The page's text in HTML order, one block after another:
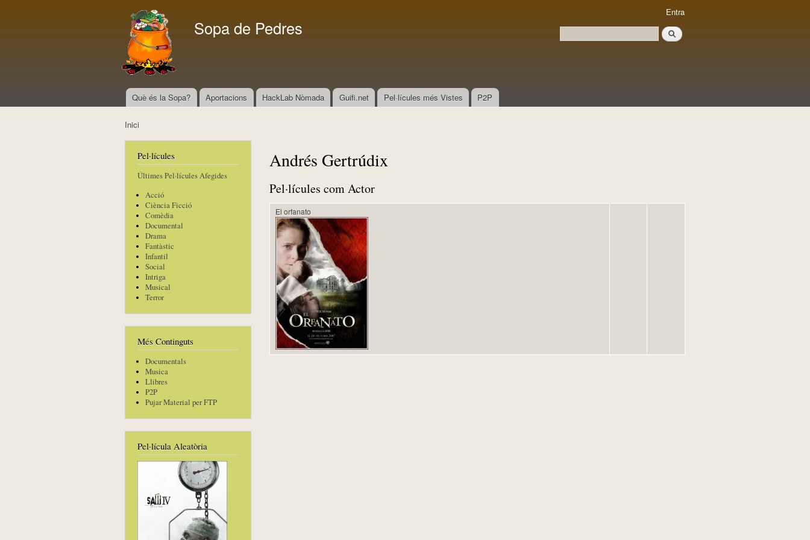
Sopa de Pedres
Formulari de cerca
Cerca
Menú principal
Què és la Sopa? Aportacions HackLab Nòmada Guifi.net Pel·lícules més Vistes P2P
Entra
Inici
Pel·lícules
Últimes Pel·lícules Afegides
Acció
Ciència Ficció
Comèdia
Documental
Drama
Fantàstic
Infantil
Social
Intriga
Musical
Terror
Més Continguts
Documentals
Musica
Llibres
P2P
Pujar Material per FTP
Pel·lícula Aleatòria
Andrés Gertrúdix
Pel·lícules com Actor
El orfanato